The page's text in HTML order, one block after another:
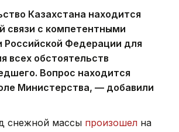
Казахстана находится
связи с компетентными
Российской Федерации для
всех обстоятельств
Вопрос находится
Министерства, — добавили
снежной массы произошел на